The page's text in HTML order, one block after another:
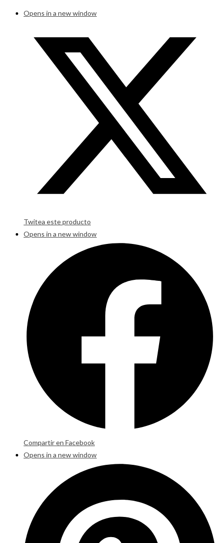
Opens in a new window
Twitea este producto
Opens in a new window
Compartir en Facebook
Opens in a new window